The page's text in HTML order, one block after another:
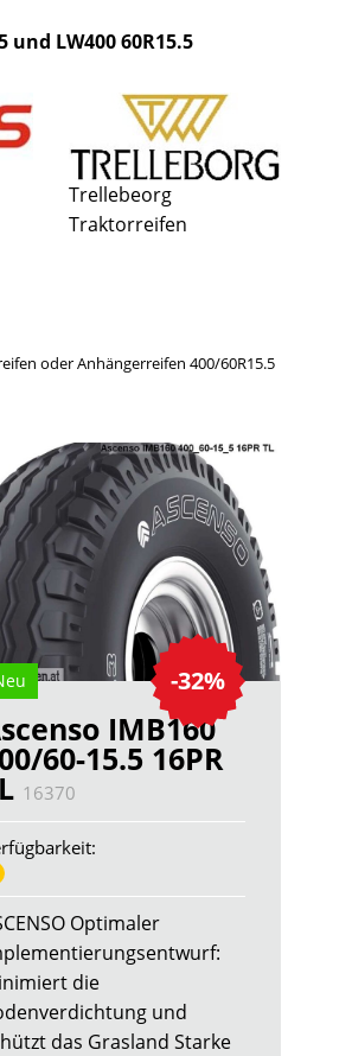
und LW400 60R15.5
Trellebeorg
Traktorreifen
oder Anhängerreifen 400/60R15.5
-32%
IMB160
60-15.5 16PR
16370
Optimaler
die
und
das Grasland Starke